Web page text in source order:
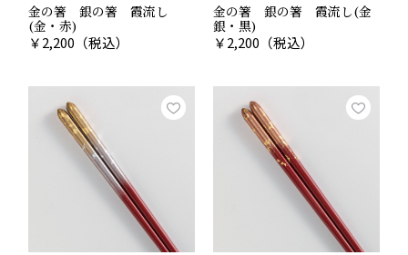
金の箸 銀の箸 霞流し
(金・赤)
￥2,200 （税込）
金の箸 銀の箸 霞流し(金
銀・黒)
￥2,200 （税込）